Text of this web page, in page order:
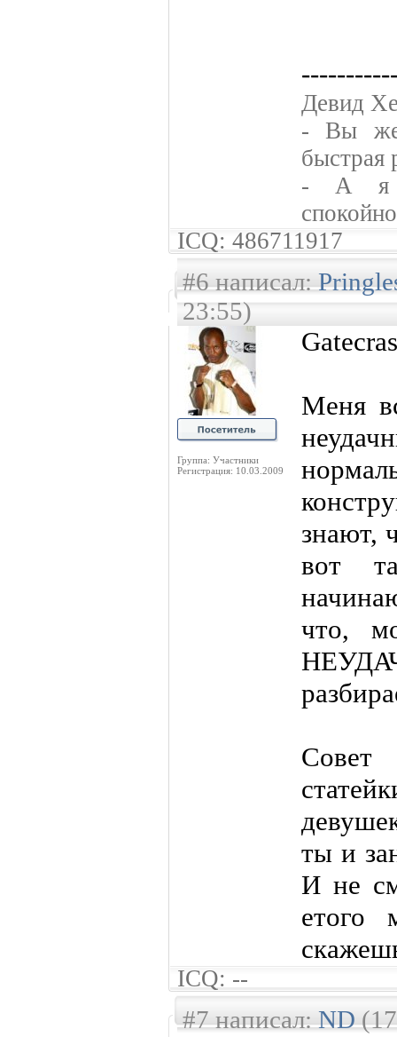
Девид
- Вы же
быстрая
- А я
ICQ: 486711917
#6 написал:
23:55)
Группа: Участники
Регистрация: 10.03.2009
Меня
знают,
вот
что,
ты и
И не
етого
ICQ: --
#7 написал:ND(17